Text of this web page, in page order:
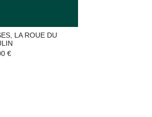
LA ROUE DU
€